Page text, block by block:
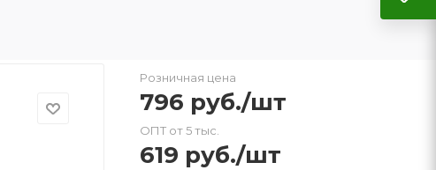
Розничная цена
796 руб./шт
ОПТ от 5 тыс.
619 руб./шт